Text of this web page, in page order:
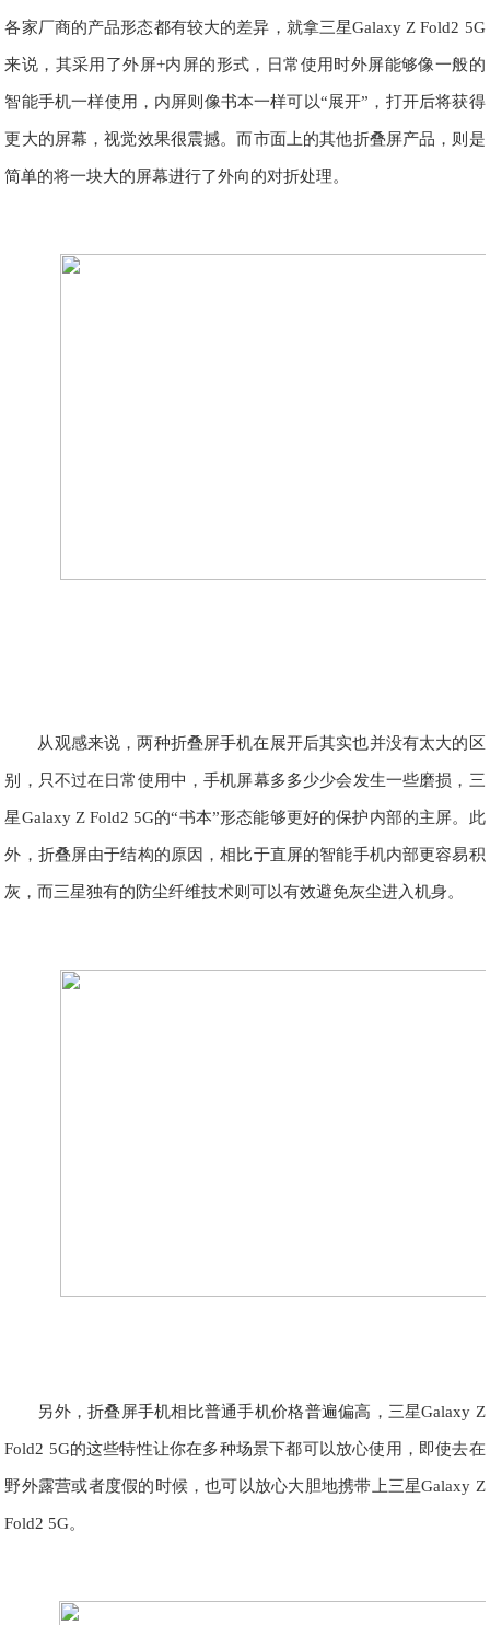
各家厂商的产品形态都有较大的差异，就拿三星Galaxy Z Fold2 5G
来说，其采用了外屏+内屏的形式，日常使用时外屏能够像一般的
智能手机一样使用，内屏则像书本一样可以“展开”，打开后将获得
更大的屏幕，视觉效果很震撼。而市面上的其他折叠屏产品，则是
简单的将一块大的屏幕进行了外向的对折处理。
从观感来说，两种折叠屏手机在展开后其实也并没有太大的区
别，只不过在日常使用中，手机屏幕多多少少会发生一些磨损，三
星Galaxy Z Fold2 5G的“书本”形态能够更好的保护内部的主屏。此
外，折叠屏由于结构的原因，相比于直屏的智能手机内部更容易积
灰，而三星独有的防尘纤维技术则可以有效避免灰尘进入机身。
另外，折叠屏手机相比普通手机价格普遍偏高，三星Galaxy Z
Fold2 5G的这些特性让你在多种场景下都可以放心使用，即使去在
野外露营或者度假的时候，也可以放心大胆地携带上三星Galaxy Z
Fold2 5G。